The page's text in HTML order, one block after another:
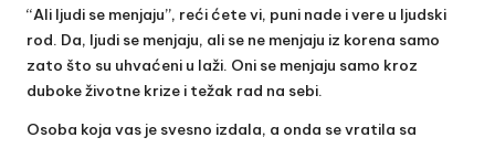
“Ali ljudi se menjaju”, reći ćete vi, puni nade i vere u ljudski
rod. Da, ljudi se menjaju, ali se ne menjaju iz korena samo
zato što su uhvaćeni u laži. Oni se menjaju samo kroz
duboke životne krize i težak rad na sebi.
Osoba koja vas je svesno izdala, a onda se vratila sa